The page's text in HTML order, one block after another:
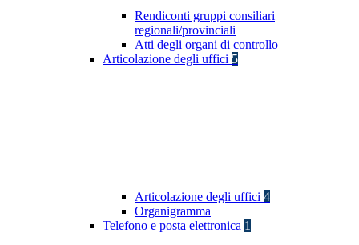
Rendiconti gruppi consiliari
regionali/provinciali
Atti degli organi di controllo
Articolazione degli uffici 5
Articolazione degli uffici 4
Organigramma
Telefono e posta elettronica 1